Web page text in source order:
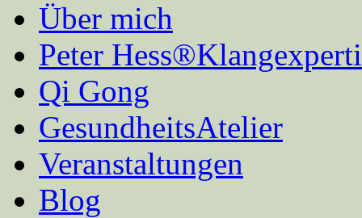
Über mich
Peter
Qi Gong
GesundheitsAtelier
Veranstaltungen
Blog